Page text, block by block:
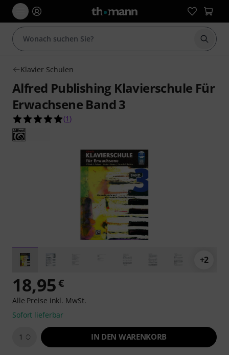
Suche
Klavier Schulen
Alfred Publishing Klavierschule Für
Erwachsene Band 3
5.0 von 5 Sternen aus 1 Kundenbewertungen
(1 )
+2
18,95€
Alle Preise inkl. MwSt.
Sofort lieferbar
1 IN DEN WARENKORB